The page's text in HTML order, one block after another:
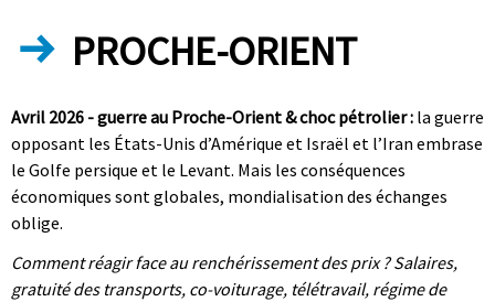
PROCHE-ORIENT
Avril 2026 - guerre au Proche-Orient & choc pétrolier : la guerre
opposant les États-Unis d’Amérique et Israël et l’Iran embrase
le Golfe persique et le Levant. Mais les conséquences
économiques sont globales, mondialisation des échanges
oblige.
Comment réagir face au renchérissement des prix ? Salaires,
gratuité des transports, co-voiturage, télétravail, régime de